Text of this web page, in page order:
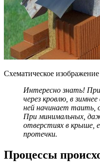
Схематическое
Интересно знать!
через кровлю, в
ней начинает таить,
При минимальных,
отверстиях в крыше,
протечки.
Процессы